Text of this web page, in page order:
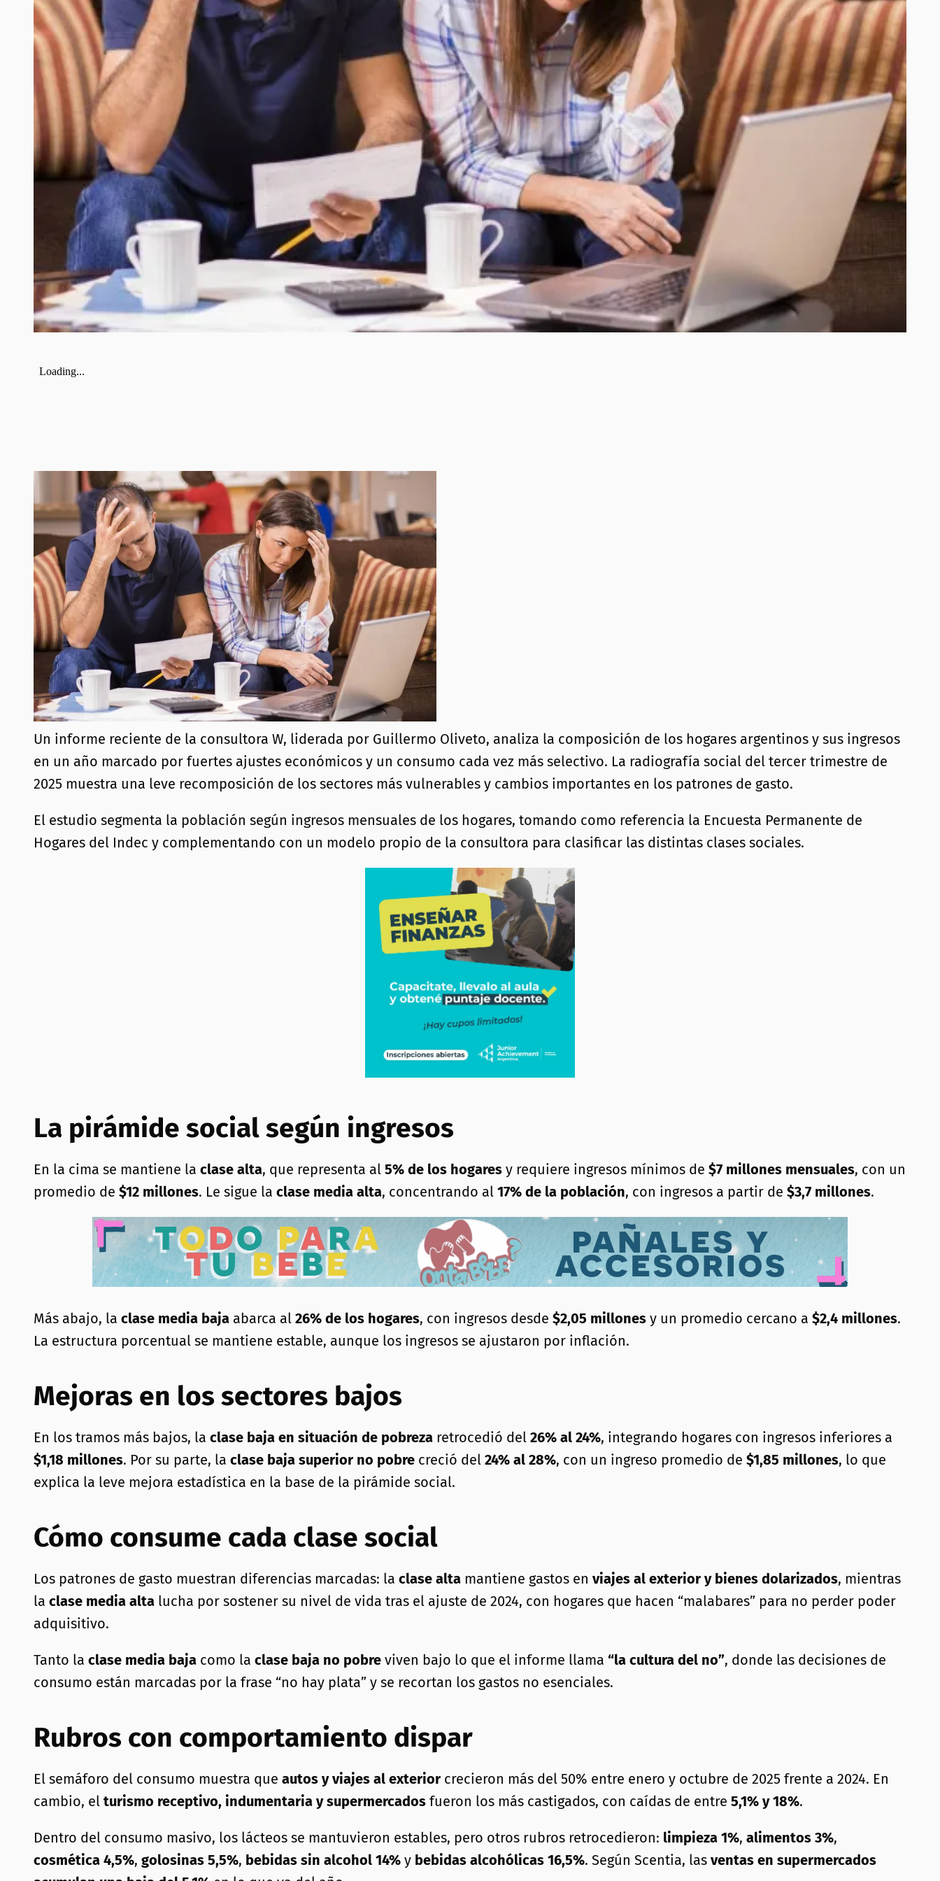
Un informe reciente de la consultora W, liderada por Guillermo Oliveto, analiza la composición de los hogares argentinos y sus ingresos
en un año marcado por fuertes ajustes económicos y un consumo cada vez más selectivo. La radiografía social del tercer trimestre de
2025 muestra una leve recomposición de los sectores más vulnerables y cambios importantes en los patrones de gasto.
El estudio segmenta la población según ingresos mensuales de los hogares, tomando como referencia la Encuesta Permanente de
Hogares del Indec y complementando con un modelo propio de la consultora para clasificar las distintas clases sociales.
La pirámide social según ingresos
En la cima se mantiene la clase alta, que representa al 5% de los hogares y requiere ingresos mínimos de $7 millones mensuales, con un
promedio de $12 millones. Le sigue la clase media alta, concentrando al 17% de la población, con ingresos a partir de $3,7 millones.
Más abajo, la clase media baja abarca al 26% de los hogares, con ingresos desde $2,05 millones y un promedio cercano a $2,4 millones.
La estructura porcentual se mantiene estable, aunque los ingresos se ajustaron por inflación.
Mejoras en los sectores bajos
En los tramos más bajos, la clase baja en situación de pobreza retrocedió del 26% al 24%, integrando hogares con ingresos inferiores a
$1,18 millones. Por su parte, la clase baja superior no pobre creció del 24% al 28%, con un ingreso promedio de $1,85 millones, lo que
explica la leve mejora estadística en la base de la pirámide social.
Cómo consume cada clase social
Los patrones de gasto muestran diferencias marcadas: la clase alta mantiene gastos en viajes al exterior y bienes dolarizados, mientras
la clase media alta lucha por sostener su nivel de vida tras el ajuste de 2024, con hogares que hacen “malabares” para no perder poder
adquisitivo.
Tanto la clase media baja como la clase baja no pobre viven bajo lo que el informe llama “la cultura del no”, donde las decisiones de
consumo están marcadas por la frase “no hay plata” y se recortan los gastos no esenciales.
Rubros con comportamiento dispar
El semáforo del consumo muestra que autos y viajes al exterior crecieron más del 50% entre enero y octubre de 2025 frente a 2024. En
cambio, el turismo receptivo, indumentaria y supermercados fueron los más castigados, con caídas de entre 5,1% y 18%.
Dentro del consumo masivo, los lácteos se mantuvieron estables, pero otros rubros retrocedieron: limpieza 1%, alimentos 3%,
cosmética 4,5%, golosinas 5,5%, bebidas sin alcohol 14% y bebidas alcohólicas 16,5%. Según Scentia, las ventas en supermercados